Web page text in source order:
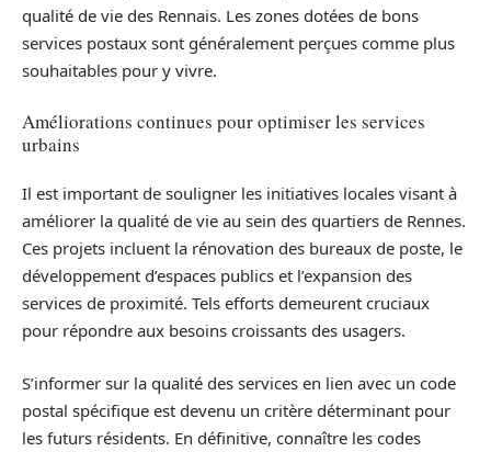
qualité de vie des Rennais. Les zones dotées de bons
services postaux sont généralement perçues comme plus
souhaitables pour y vivre.
Améliorations continues pour optimiser les services
urbains
Il est important de souligner les initiatives locales visant à
améliorer la qualité de vie au sein des quartiers de Rennes.
Ces projets incluent la rénovation des bureaux de poste, le
développement d’espaces publics et l’expansion des
services de proximité. Tels efforts demeurent cruciaux
pour répondre aux besoins croissants des usagers.
S’informer sur la qualité des services en lien avec un code
postal spécifique est devenu un critère déterminant pour
les futurs résidents. En définitive, connaître les codes